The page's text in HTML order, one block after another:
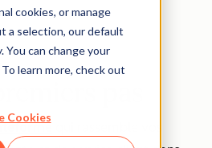
cookies, or manage
a selection, our default
You can change your
learn more, check out
Cookies
pas